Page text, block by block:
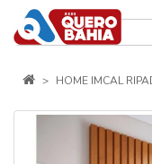
HOME IMCAL